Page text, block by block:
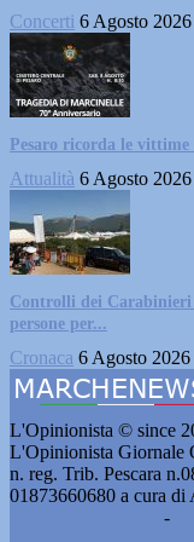
Concerti 6 Agosto 2026
Pesaro ricorda le
Attualità 6 Agosto 2026
Controlli dei Carabinieri
persone per...
Cronaca 6 Agosto 2026
L'Opinionista © since
L'Opinionista Giornale
n. reg. Trib. Pescara
01873660680 a cura di
-